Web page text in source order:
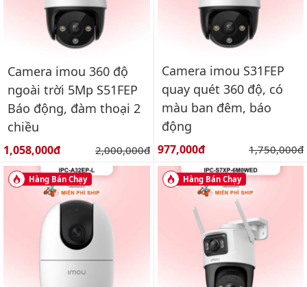
Camera imou 360 độ
ngoài trời 5Mp S51FEP
Báo động, đàm thoại 2
chiều
Giá bán:
1,058,000đ Giá gốc:
2,000,000đ
Camera imou S31FEP
quay quét 360 độ, có
màu ban đêm, báo
động
Giá bán:
977,000đ Giá gốc:
1,750,000đ
Hàng Bán Chạy Hàng Bán Chạy